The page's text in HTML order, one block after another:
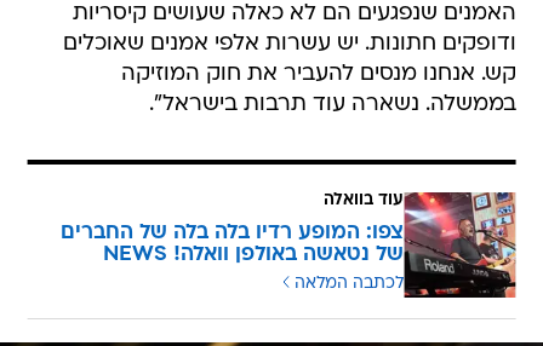
האמנים שנפגעים הם לא כאלה שעושים קיסריות
ודופקים חתונות. יש עשרות אלפי אמנים שאוכלים
קש. אנחנו מנסים להעביר את חוק המוזיקה
בממשלה. נשארה עוד תרבות בישראל".
עוד בוואלה
צפו: המופע רדיו בלה בלה של החברים
של נטאשה באולפן וואלה! NEWS
לכתבה המלאה